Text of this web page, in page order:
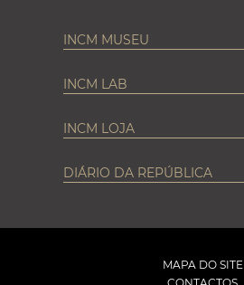
INCM MUSEU
INCM LAB
INCM LOJA
DIÁRIO DA REPÚBLICA
MAPA DO SITE